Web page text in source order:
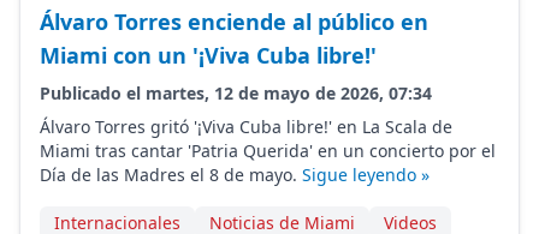
Álvaro Torres enciende al público en
Miami con un '¡Viva Cuba libre!'
Publicado el martes, 12 de mayo de 2026, 07:34
Álvaro Torres gritó '¡Viva Cuba libre!' en La Scala de
Miami tras cantar 'Patria Querida' en un concierto por el
Día de las Madres el 8 de mayo. Sigue leyendo »
Internacionales Noticias de Miami
Videos